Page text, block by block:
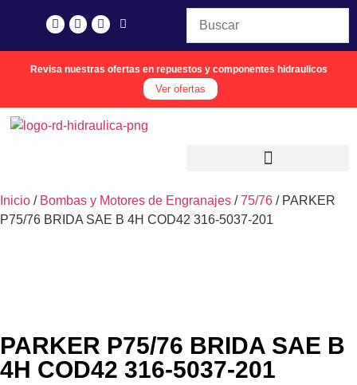
Revisa nuestras ofertas en repuestos y componentes hidraulicos
Ver ofertas
Inicio / Bombas y Motores de Engranajes /75/76 / PARKER
P75/76 BRIDA SAE B 4H COD42 316-5037-201
PARKER P75/76 BRIDA SAE B
4H COD42 316-5037-201